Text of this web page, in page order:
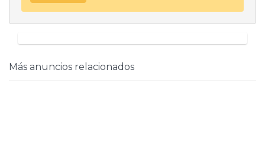
Más anuncios relacionados